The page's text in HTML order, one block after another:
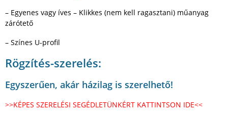
– Egyenes vagy íves – Klikkes (nem kell ragasztani) műanyag
zárótető
– Színes U-profil
Rögzítés-szerelés:
Egyszerűen, akár házilag is szerelhető!
>>KÉPES SZERELÉSI SEGÉDLETÜNKÉRT KATTINTSON IDE<<